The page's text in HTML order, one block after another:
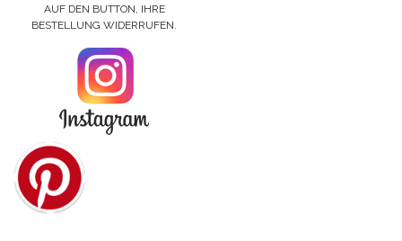
AUF DEN BUTTON, IHRE
BESTELLUNG WIDERRUFEN.